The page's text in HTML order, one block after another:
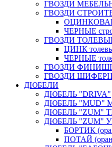
ГВОЗДИ
ГВОЗДИ
ЧЕРНЫЕ
ГВОЗДИ
ЦИНК
ЧЕРНЫЕ
ГВОЗДИ
ГВОЗДИ
ДЮБЕЛИ
ДЮБЕЛЬ "DRIVA"
ДЮБЕЛЬ "MUD"
ДЮБЕЛЬ "ZUM"
ДЮБЕЛЬ "ZUM"
БОРТИК
ПОТАЙ